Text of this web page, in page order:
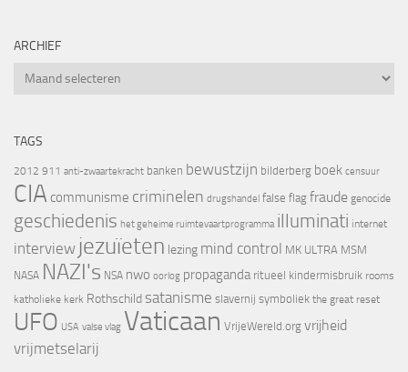
ARCHIEF
Archief
TAGS
2012 911 anti-zwaartekracht banken bewustzijn bilderberg boek censuur
CIA communisme criminelen drugshandel false flag fraude genocide
geschiedenis het geheime ruimtevaartprogramma illuminati internet
interview jezuïeten lezing mind control MK ULTRA MSM
NASA NAZI's NSA nwo oorlog propaganda ritueel kindermisbruik rooms
katholieke kerk Rothschild satanisme slavernij symboliek the great reset
UFO USA valse vlag Vaticaan VrijeWereld.org vrijheid
vrijmetselarij